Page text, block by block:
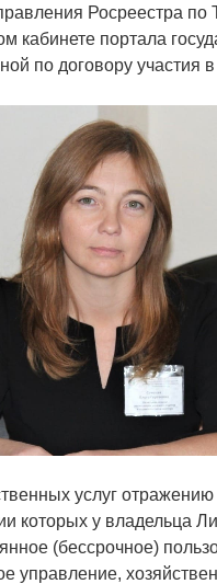
Росреестра
кабинете портала
по договору участия
услуг
у владельца
(бессрочное)
управление,